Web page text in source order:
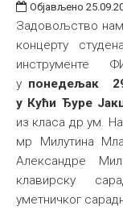
Библиотека
Студенти
Међународна
Објављено
Задовољство нам
концерту
у понедељак
у Кући Ђуре
из класа др ум.
мр Милутина
Александре
клавирску
уметничког